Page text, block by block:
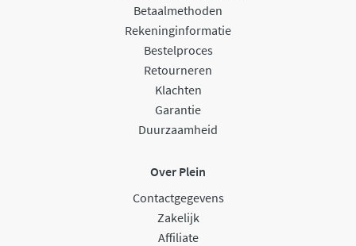
Betaalmethoden
Rekeninginformatie
Bestelproces
Retourneren
Klachten
Garantie
Duurzaamheid
Over Plein
Contactgegevens
Zakelijk
Affiliate